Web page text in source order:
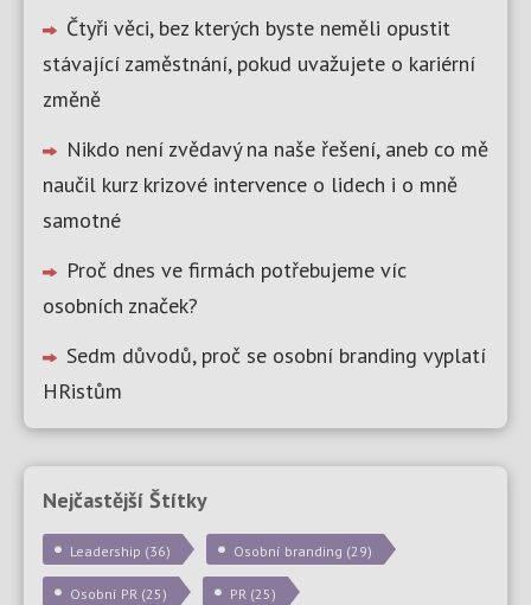
Čtyři věci, bez kterých byste neměli opustit
stávající zaměstnání, pokud uvažujete o kariérní
změně
Nikdo není zvědavý na naše řešení, aneb co mě
naučil kurz krizové intervence o lidech i o mně
samotné
Proč dnes ve firmách potřebujeme víc
osobních značek?
Sedm důvodů, proč se osobní branding vyplatí
HRistům
Nejčastější Štítky
Leadership (36) Osobní branding (29)
Osobní PR (25) PR (25)